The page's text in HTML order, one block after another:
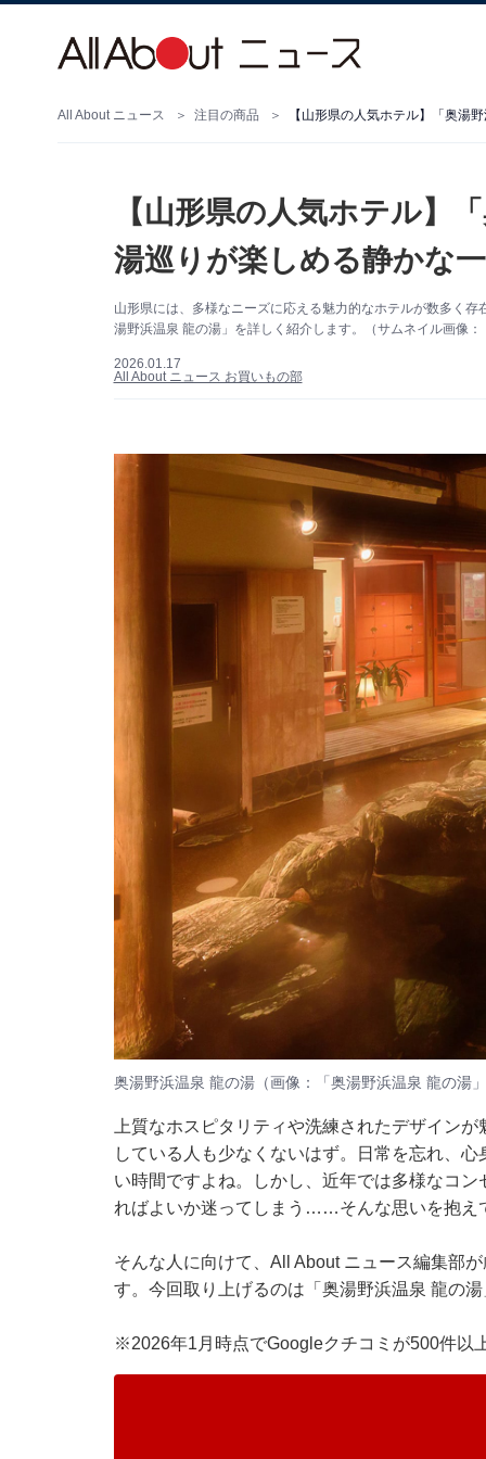
All About ニュース 注目の商品 【山形県の人気ホテル】「奥湯
【山形県の人気ホテル】
湯巡りが楽しめる静かな
山形県には、多様なニーズに応える魅力的なホテルが数多く
湯野浜温泉 龍の湯」を詳しく紹介します。（サムネイル画像
2026.01.17
All About ニュース お買いもの部
奥湯野浜温泉 龍の湯（画像： 「奥湯野浜温泉 龍の湯
上質なホスピタリティや洗練されたデザイン
している人も少なくないはず。日常を忘れ、
い時間ですよね。しかし、近年では多様なコ
ればよいか迷ってしまう……そんな思いを抱え
そんな人に向けて、All About ニュース編集部
す。今回取り上げるのは「奥湯野浜温泉 龍の
※2026年1月時点でGoogleクチコミが500件以